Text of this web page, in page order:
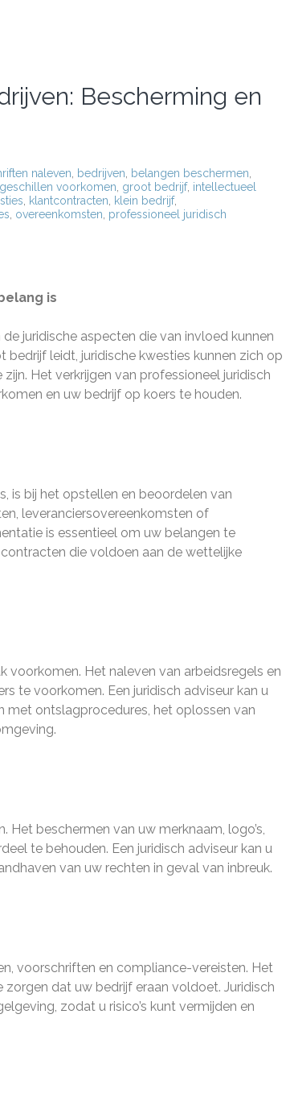
Bescherming en
naleven bedrijven belangen beschermen
geschillen voorkomen groot bedrijf, intellectueel
klantcontracten klein bedrijf,
overeenkomsten professioneel juridisch
is
juridische aspecten die van invloed kunnen
leidt, juridische kwesties kunnen zich op
Het verkrijgen van professioneel juridisch
en uw bedrijf op koers te houden.
is bij het opstellen en beoordelen van
leveranciersovereenkomsten of
is essentieel om uw belangen te
die voldoen aan de wettelijke
voorkomen. Het naleven van arbeidsregels en
te voorkomen. Een juridisch adviseur kan u
met ontslagprocedures, het oplossen van
beschermen van uw merknaam, logo’s,
te behouden. Een juridisch adviseur kan u
van uw rechten in geval van inbreuk.
voorschriften en compliance-vereisten. Het
dat uw bedrijf eraan voldoet. Juridisch
zodat u risico’s kunt vermijden en